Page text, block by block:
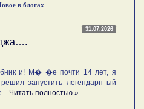
в блогах
31.07.2026
и! М� �е почти 14 лет, я
запустить легендарн ый
Читать полностью »